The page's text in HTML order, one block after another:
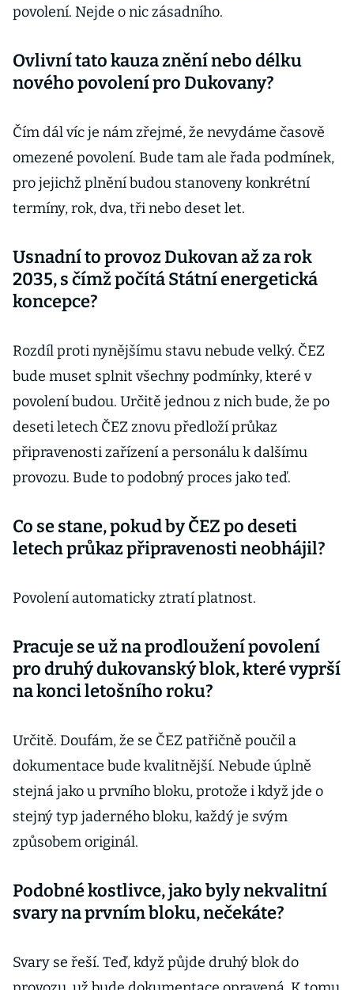
povolení. Nejde o nic zásadního.
Ovlivní tato kauza znění nebo délku
nového povolení pro Dukovany?
Čím dál víc je nám zřejmé, že nevydáme časově
omezené povolení. Bude tam ale řada podmínek,
pro jejichž plnění budou stanoveny konkrétní
termíny, rok, dva, tři nebo deset let.
Usnadní to provoz Dukovan až za rok
2035, s čímž počítá Státní energetická
koncepce?
Rozdíl proti nynějšímu stavu nebude velký. ČEZ
bude muset splnit všechny podmínky, které v
povolení budou. Určitě jednou z nich bude, že po
deseti letech ČEZ znovu předloží průkaz
připravenosti zařízení a personálu k dalšímu
provozu. Bude to podobný proces jako teď.
Co se stane, pokud by ČEZ po deseti
letech průkaz připravenosti neobhájil?
Povolení automaticky ztratí platnost.
Pracuje se už na prodloužení povolení
pro druhý dukovanský blok, které vyprší
na konci letošního roku?
Určitě. Doufám, že se ČEZ patřičně poučil a
dokumentace bude kvalitnější. Nebude úplně
stejná jako u prvního bloku, protože i když jde o
stejný typ jaderného bloku, každý je svým
způsobem originál.
Podobné kostlivce, jako byly nekvalitní
svary na prvním bloku, nečekáte?
Svary se řeší. Teď, když půjde druhý blok do